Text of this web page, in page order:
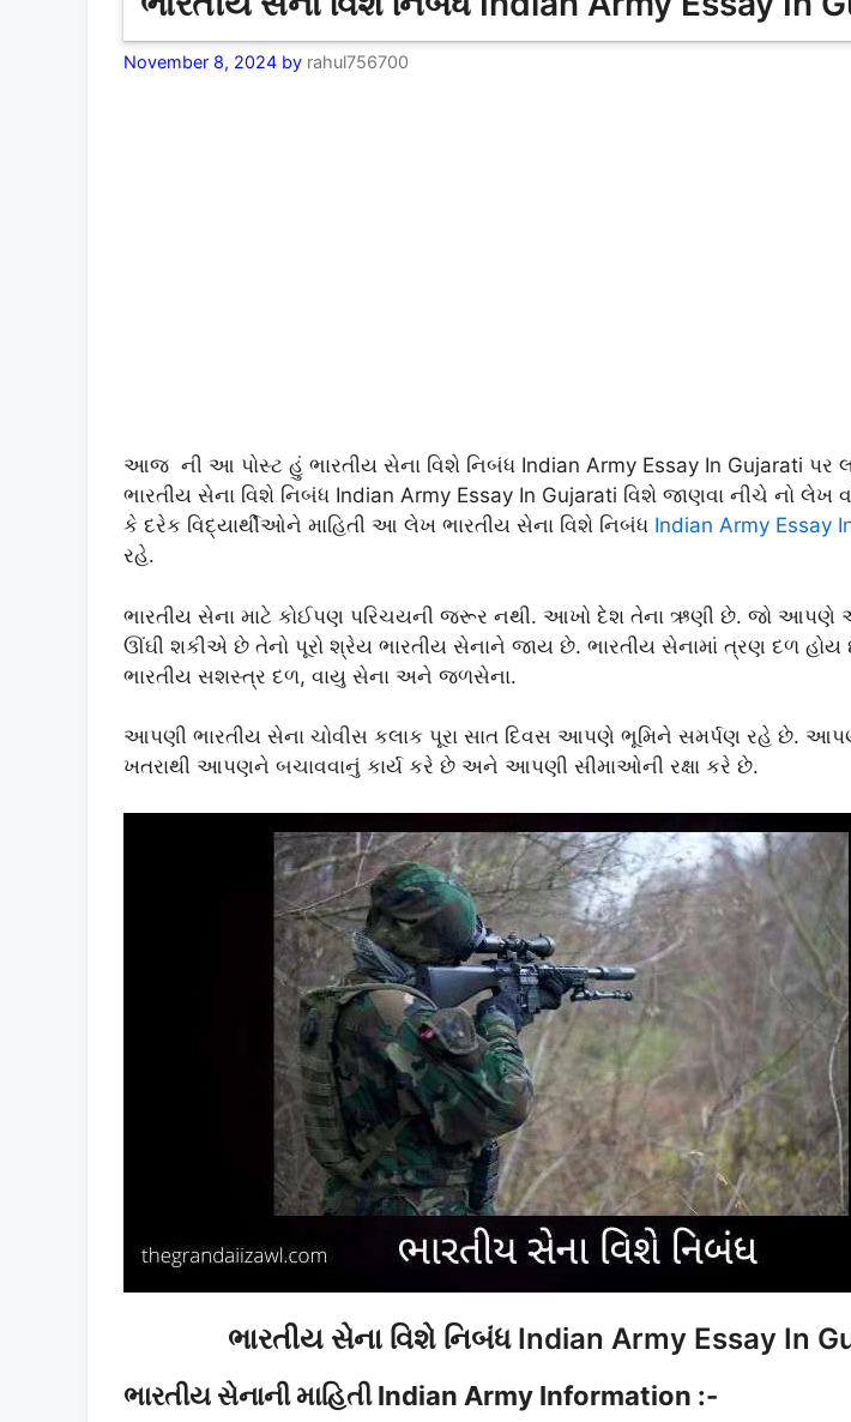
November 8, 2024 by rahul756700
આજ ની આ પોસ્ટ હું ભારતીય સેના વિશે નિબંધ Indian Army Essay In Gujarati પર
ભારતીય સેના વિશે નિબંધ Indian Army Essay In Gujarati વિશે જાણવા નીચે નો લેખ
કે દરેક વિદ્યાર્થીઓને માહિતી આ લેખ ભારતીય સેના વિશે નિબંધ Indian Army Essay
રહે.
ભારતીય સેના માટે કોઈપણ પરિચયની જરૂર નથી. આખો દેશ તેના ઋણી છે. જો આપણે
ઊંઘી શકીએ છે તેનો પૂરો શ્રેય ભારતીય સેનાને જાય છે. ભારતીય સેનામાં ત્રણ દળ હોય
ભારતીય સશસ્ત્ર દળ, વાયુ સેના અને જળસેના.
આપણી ભારતીય સેના ચોવીસ કલાક પૂરા સાત દિવસ આપણે ભૂમિને સમર્પણ રહે છે.
ખતરાથી આપણને બચાવવાનું કાર્ય કરે છે અને આપણી સીમાઓની રક્ષા કરે છે.
ભારતીય સેના વિશે નિબંધ Indian Army Essay In
ભારતીય સેનાની માહિતી Indian Army Information :-